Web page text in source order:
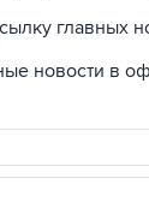
главных
новости в